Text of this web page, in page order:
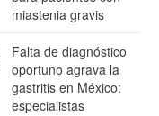
miastenia gravis
Falta de diagnóstico
oportuno agrava la
gastritis en México:
especialistas